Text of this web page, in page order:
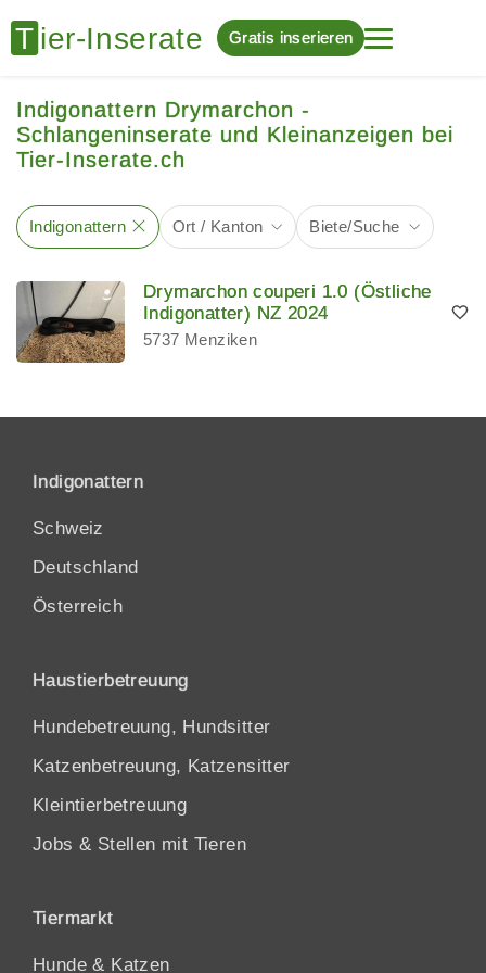
Gratis inserieren
Indigonattern Drymarchon -
Schlangeninserate und Kleinanzeigen bei
Tier-Inserate.ch
Indigonattern Ort / Kanton Biete/Suche
Drymarchon couperi 1.0 (Östliche
Indigonatter) NZ 2024
5737 Menziken
Indigonattern
Schweiz
Deutschland
Österreich
Haustierbetreuung
Hundebetreuung, Hundsitter
Katzenbetreuung, Katzensitter
Kleintierbetreuung
Jobs & Stellen mit Tieren
Tiermarkt
Hunde & Katzen